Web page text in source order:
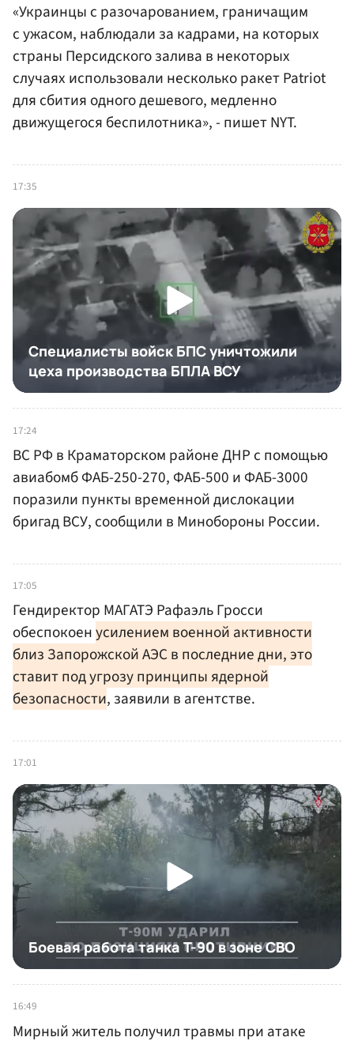
«Украинцы с разочарованием, граничащим
с ужасом, наблюдали за кадрами, на которых
страны Персидского залива в некоторых
случаях использовали несколько ракет Patriot
для сбития одного дешевого, медленно
движущегося беспилотника», - пишет NYT.
17:35
17:24
ВС РФ в Краматорском районе ДНР с помощью
авиабомб ФАБ-250-270, ФАБ-500 и ФАБ-3000
поразили пункты временной дислокации
бригад ВСУ, сообщили в Минобороны России.
17:05
Гендиректор МАГАТЭ Рафаэль Гросси
обеспокоенусилением военной активности
близ Запорожской АЭС в последние дни, это
ставит под угрозу принципы ядерной
безопасности, заявили в агентстве.
17:01
16:49
Мирный житель получил травмы при атаке